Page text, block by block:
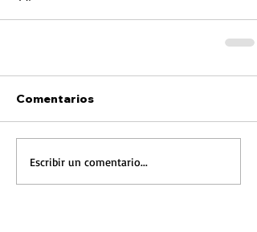
Comentarios
Escribir un comentario...